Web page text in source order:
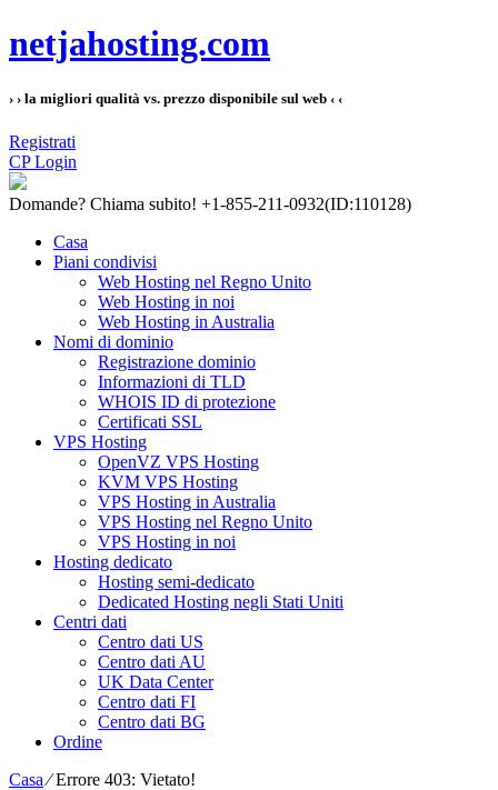
netjahosting.com
› › la migliori qualità vs. prezzo disponibile sul web ‹ ‹
Registrati
CP Login
Domande? Chiama subito! +1-855-211-0932(ID:110128)
Casa
Piani condivisi
Web Hosting nel Regno Unito
Web Hosting in noi
Web Hosting in Australia
Nomi di dominio
Registrazione dominio
Informazioni di TLD
WHOIS ID di protezione
Certificati SSL
VPS Hosting
OpenVZ VPS Hosting
KVM VPS Hosting
VPS Hosting in Australia
VPS Hosting nel Regno Unito
VPS Hosting in noi
Hosting dedicato
Hosting semi-dedicato
Dedicated Hosting negli Stati Uniti
Centri dati
Centro dati US
Centro dati AU
UK Data Center
Centro dati FI
Centro dati BG
Ordine
Casa⁄Errore 403: Vietato!